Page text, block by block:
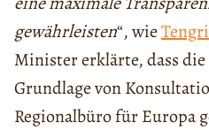
gewährleisten“, wie
Minister erklärte, dass
Grundlage von
Regionalbüro für Europa